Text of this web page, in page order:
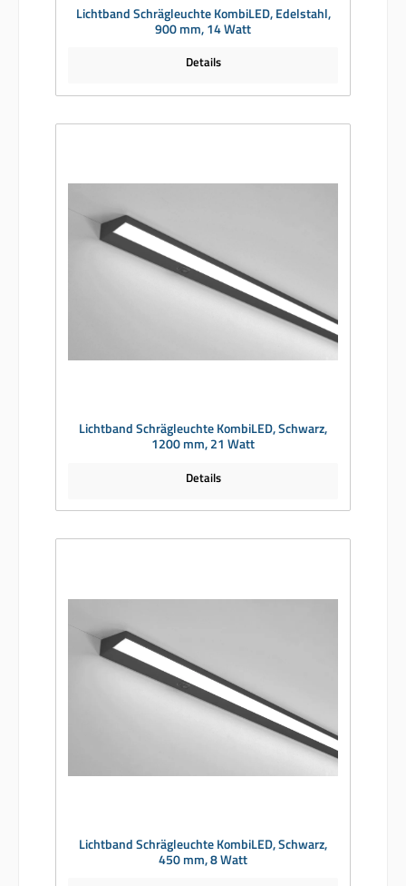
Lichtband Schrägleuchte KombiLED, Edelstahl,
900 mm, 14 Watt
Details
Lichtband Schrägleuchte KombiLED, Schwarz,
1200 mm, 21 Watt
Details
Lichtband Schrägleuchte KombiLED, Schwarz,
450 mm, 8 Watt